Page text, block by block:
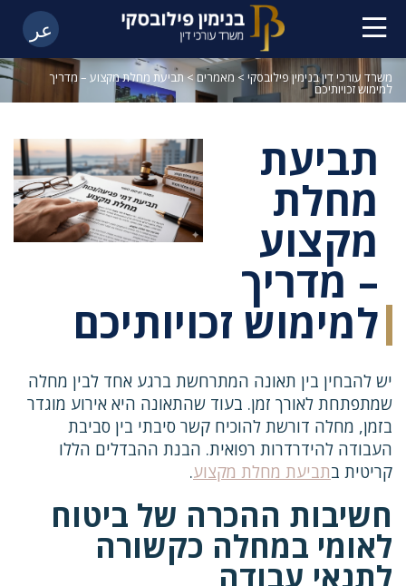
عر
משרד עורכי דין בנימין פילובסקי > מאמרים>תביעת מחלת מקצוע – מדריך
למימוש זכויותיכם
תביעת
מחלת
מקצוע
– מדריך
למימוש זכויותיכם
יש להבחין בין תאונה המתרחשת ברגע אחד לבין מחלה
שמתפתחת לאורך זמן. בעוד שהתאונה היא אירוע מוגדר
בזמן, מחלה דורשת להוכיח קשר סיבתי בין סביבת
העבודה להידרדרות רפואית. הבנת ההבדלים הללו
קריטית בתביעת מחלת מקצוע.
חשיבות ההכרה של ביטוח
לאומי במחלה כקשורה
לתנאי עבודה